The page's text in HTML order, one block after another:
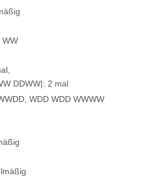
WW
DDWW|: 2 mal
WDD WDD WWWW